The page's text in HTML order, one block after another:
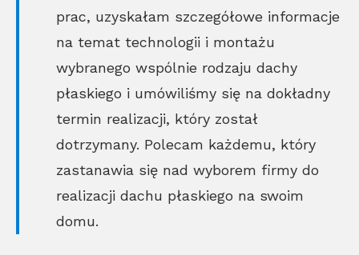
prac, uzyskałam szczegółowe informacje
na temat technologii i montażu
wybranego wspólnie rodzaju dachy
płaskiego i umówiliśmy się na dokładny
termin realizacji, który został
dotrzymany. Polecam każdemu, który
zastanawia się nad wyborem firmy do
realizacji dachu płaskiego na swoim
domu.